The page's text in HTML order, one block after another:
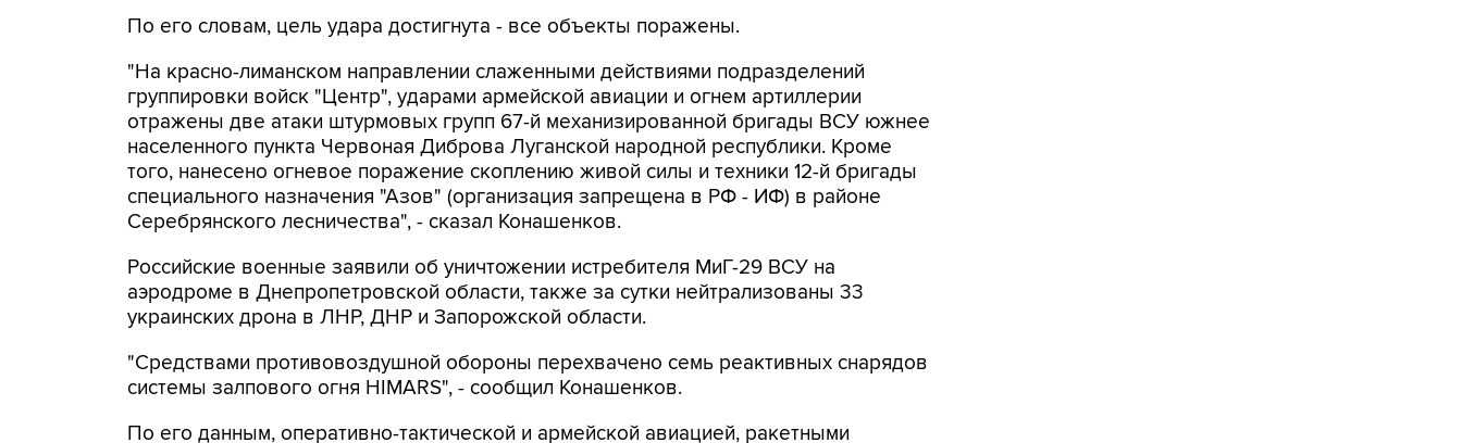
По его словам, цель удара достигнута - все объекты поражены.
"На красно-лиманском направлении слаженными действиями подразделений
группировки войск "Центр", ударами армейской авиации и огнем артиллерии
отражены две атаки штурмовых групп 67-й механизированной бригады ВСУ южнее
населенного пункта Червоная Диброва Луганской народной республики. Кроме
того, нанесено огневое поражение скоплению живой силы и техники 12-й бригады
специального назначения "Азов" (организация запрещена в РФ - ИФ) в районе
Серебрянского лесничества", - сказал Конашенков.
Российские военные заявили об уничтожении истребителя МиГ-29 ВСУ на
аэродроме в Днепропетровской области, также за сутки нейтрализованы 33
украинских дрона в ЛНР, ДНР и Запорожской области.
"Средствами противовоздушной обороны перехвачено семь реактивных снарядов
системы залпового огня HIMARS", - сообщил Конашенков.
По его данным, оперативно-тактической и армейской авиацией, ракетными